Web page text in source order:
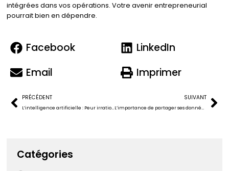
intégrées dans vos opérations. Votre avenir entrepreneurial
pourrait bien en dépendre.
Facebook
LinkedIn
Email
Imprimer
PRÉCÉDENT
L’intelligence artificielle : Peur irrationnelle ou opportunité incontournable pour votre entreprise ?
SUIVANT
L’importance de partager ses données numériques avec une personne de confiance
Catégories